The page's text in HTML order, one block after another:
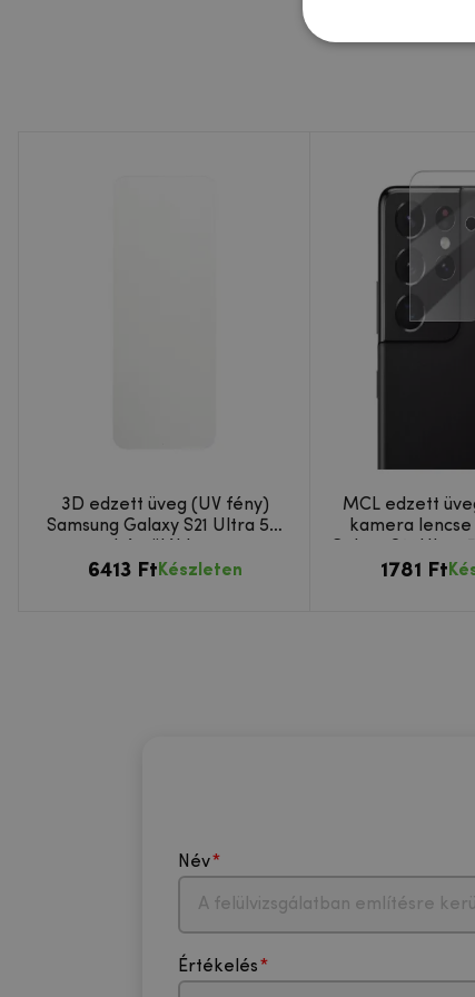
3D edzett üveg (UV fény)
Samsung Galaxy S21 Ultra 5G
6413 Ft Készleten
MCL edzett
kamera lencse
1781 Ft
Név
Értékelés